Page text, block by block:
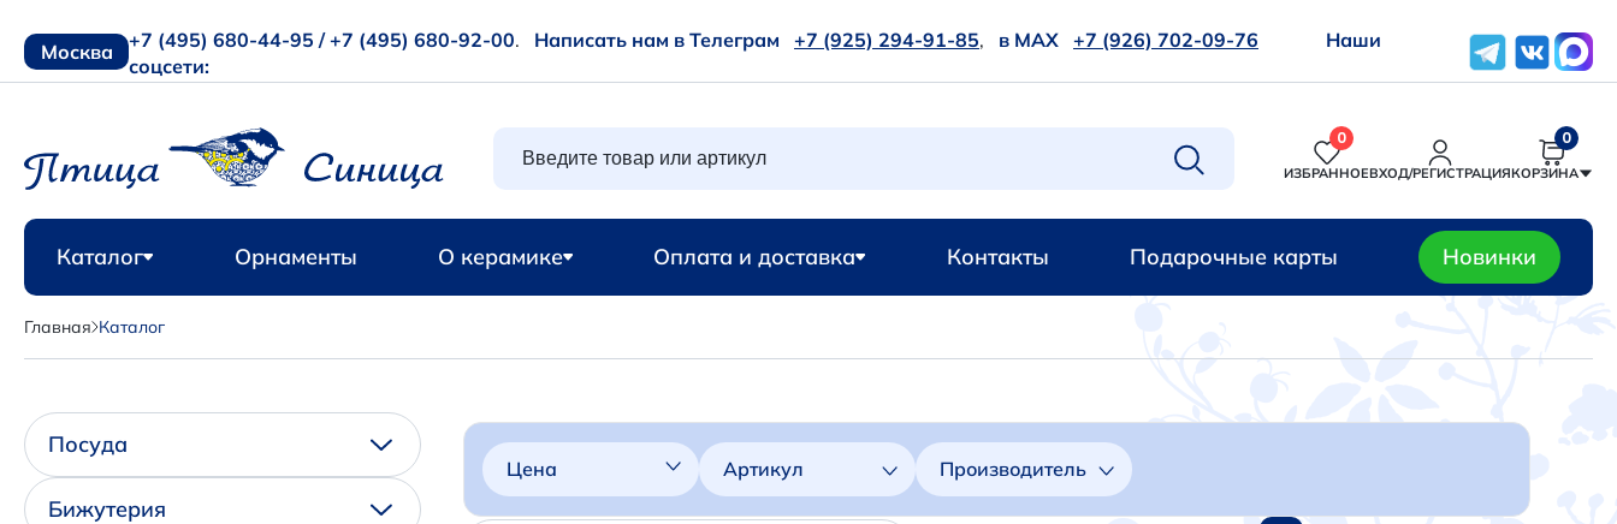
Москва +7 (495) 680-44-95 / +7 (495) 680-92-00. Написать нам в Телеграм +7 (925) 294-91-85, в MAX +7 (926) 702-09-76
Наши
соцсети:
0
ИЗБРАННОЕВХОД/РЕГИСТРАЦИЯ
0
КОРЗИНА
Каталог Орнаменты О керамике Оплата и доставка Контакты Подарочные карты Новинки
Главная Каталог
Посуда
Бижутерия
Цена Артикул Производитель